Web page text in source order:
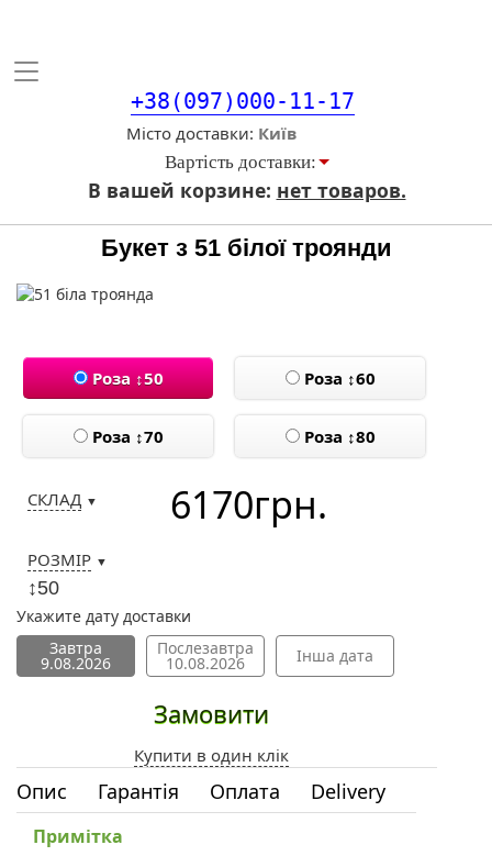
Toggle
+38(097)000-11-17
Місто доставки
Вартiсть доставки:
В вашей корзине: нет товаров.
Букет з 51 білої троянди
Роза ↕50 Роза ↕60
Роза ↕70 Роза ↕80
СКЛАД ▼
РОЗМІР ▼
↕50
6170грн.
Укажите дату доставки
Завтра
9.08.2026
Послезавтра
10.08.2026 Інша дата
Замовити
Купити в один клік
Опис Гарантія Оплата Delivery
Примітка